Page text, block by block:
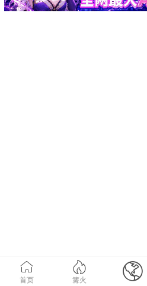

首页

篝火 